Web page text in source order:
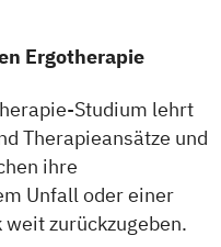
(DE/EN)
(DE/EN)
(Teilzeit und
mit
Schwerpunkt
Ergotherapie
Studium lehrt
Therapieansätze und
ihre
Unfall oder einer
zurückzugeben.